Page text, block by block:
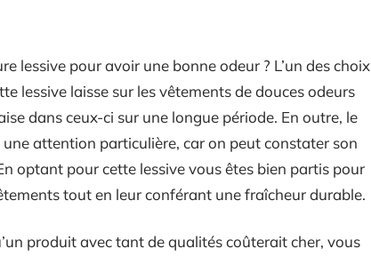
lessive pour avoir une bonne odeur ? L’un des choix
lessive laisse sur les vêtements de douces odeurs
dans ceux-ci sur une longue période. En outre, le
attention particulière, car on peut constater son
optant pour cette lessive vous êtes bien partis pour
tout en leur conférant une fraîcheur durable.
produit avec tant de qualités coûterait cher, vous